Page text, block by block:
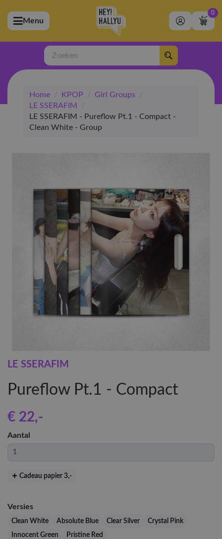
(Artiesten)
(Merchandise)
(Exclusive)
(Winkel)
Menu
0
Zoeken
Home / KPOP / Girl Groups
/
LE SSERAFIM
/
LE SSERAFIM - Pureflow Pt.1 - Compact -
Clean White - Group
LE SSERAFIM
Pureflow Pt.1 - Compact
€ 22,-
Aantal
Cadeau papier 3,-
Versies
Clean White Absolute Blue Clear Silver
Crystal Pink
Innocent Green
Pristine Red